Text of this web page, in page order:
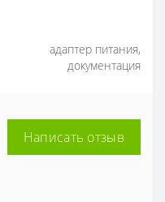
адаптер питания,
документация
Написать отзыв